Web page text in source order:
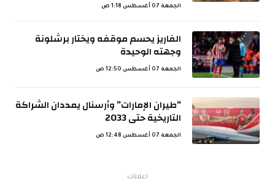
الجمعة 07 أغسطس 1:18 ص
الفاريز يحسم موقفه ويختار برشلونة
وجهته الوحيدة
الجمعة 07 أغسطس 12:50 ص
“طيران الإمارات” وأرسنال يمددان الشراكة
التاريخية حتى 2033
الجمعة 07 أغسطس 12:48 ص
اعلانات